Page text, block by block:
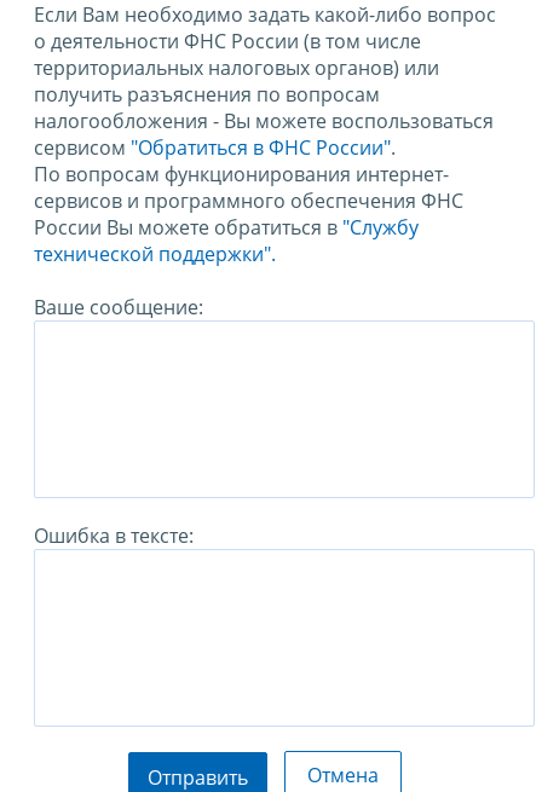
Если Вам необходимо задать какой-либо вопрос
о деятельности ФНС России (в том числе
территориальных налоговых органов) или
получить разъяснения по вопросам
налогообложения - Вы можете воспользоваться
сервисом "Обратиться в ФНС России".
По вопросам функционирования интернет-
сервисов и программного обеспечения ФНС
России Вы можете обратиться в "Службу
технической поддержки".
Ваше сообщение:
Ошибка в тексте:
Отправить Отмена